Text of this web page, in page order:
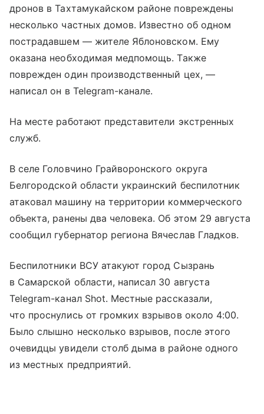
дронов в Тахтамукайском районе повреждены
несколько частных домов. Известно об одном
пострадавшем — жителе Яблоновском. Ему
оказана необходимая медпомощь. Также
поврежден один производственный цех, —
написал он в Telegram-канале.
На месте работают представители экстренных
служб.
В селе Головчино Грайворонского округа
Белгородской области украинский беспилотник
атаковал машину на территории коммерческого
объекта, ранены два человека. Об этом 29 августа
сообщил губернатор региона Вячеслав Гладков.
Беспилотники ВСУ атакуют город Сызрань
в Самарской области, написал 30 августа
Telegram-канал Shot. Местные рассказали,
что проснулись от громких взрывов около 4:00.
Было слышно несколько взрывов, после этого
очевидцы увидели столб дыма в районе одного
из местных предприятий.